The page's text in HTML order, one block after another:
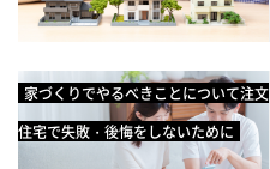
家づくりでやるべきことについて注文
住宅で失敗・後悔をしないために